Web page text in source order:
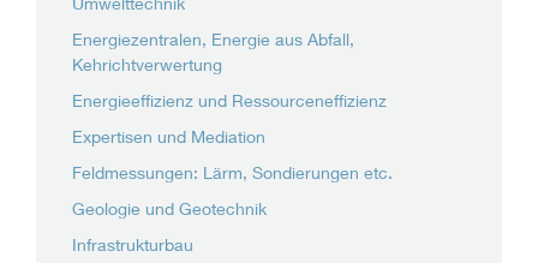
Energiezentralen, Energie aus Abfall,
Kehrichtverwertung
Energieeffizienz und Ressourceneffizienz
Expertisen und Mediation
Feldmessungen: Lärm, Sondierungen etc.
Geologie und Geotechnik
Infrastrukturbau